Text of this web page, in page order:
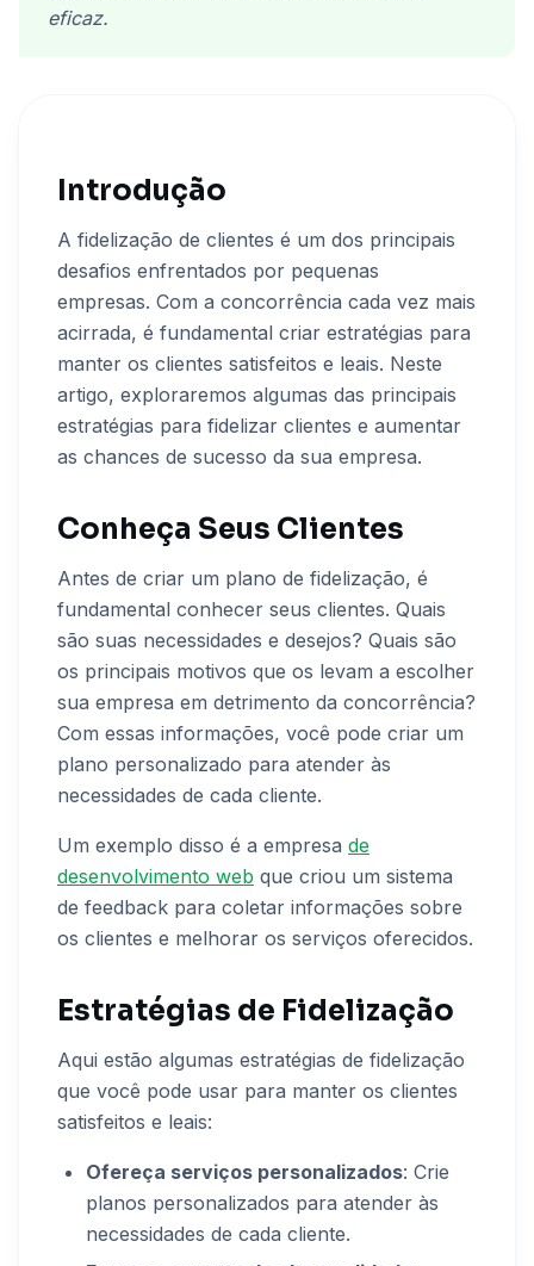
eficaz.
Introdução
A fidelização de clientes é um dos principais
desafios enfrentados por pequenas
empresas. Com a concorrência cada vez mais
acirrada, é fundamental criar estratégias para
manter os clientes satisfeitos e leais. Neste
artigo, exploraremos algumas das principais
estratégias para fidelizar clientes e aumentar
as chances de sucesso da sua empresa.
Conheça Seus Clientes
Antes de criar um plano de fidelização, é
fundamental conhecer seus clientes. Quais
são suas necessidades e desejos? Quais são
os principais motivos que os levam a escolher
sua empresa em detrimento da concorrência?
Com essas informações, você pode criar um
plano personalizado para atender às
necessidades de cada cliente.
Um exemplo disso é a empresa de
desenvolvimento web que criou um sistema
de feedback para coletar informações sobre
os clientes e melhorar os serviços oferecidos.
Estratégias de Fidelização
Aqui estão algumas estratégias de fidelização
que você pode usar para manter os clientes
satisfeitos e leais:
Ofereça serviços personalizados: Crie
planos personalizados para atender às
necessidades de cada cliente.